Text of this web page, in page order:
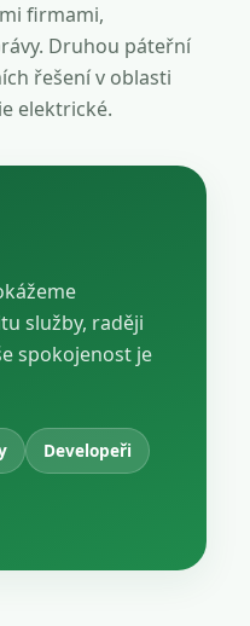
firmami,
Druhou páteřní
řešení v oblasti
elektrické.
služby, raději
spokojenost je
Developeři